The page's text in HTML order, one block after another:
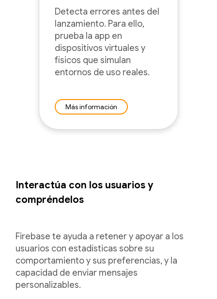
Detecta errores antes del
lanzamiento. Para ello,
prueba la app en
dispositivos virtuales y
físicos que simulan
entornos de uso reales.
Más información
Interactúa con los usuarios y
compréndelos
Firebase te ayuda a retener y apoyar a los
usuarios con estadísticas sobre su
comportamiento y sus preferencias, y la
capacidad de enviar mensajes
personalizables.